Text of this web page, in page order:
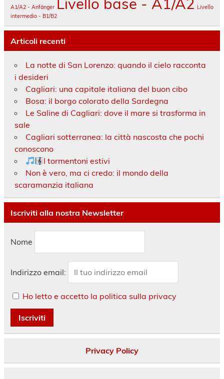
A1/A2 - Anfänger Livello base - A1/A2 Livello
intermedio - B1/B2
Articoli recenti
La notte di San Lorenzo: quando il cielo racconta
i desideri
Cagliari: una capitale italiana del buon cibo
Bosa: il borgo colorato della Sardegna
Le Saline di Cagliari: dove il mare si trasforma in
sale
Cagliari sotterranea: la città nascosta che pochi
conoscono
I tormentoni estivi
Non è vero, ma ci credo: il mondo della
scaramanzia italiana
Iscriviti alla nostra Newsletter
Nome
Indirizzo email:
Ho letto e accetto la politica sulla privacy
Privacy Policy